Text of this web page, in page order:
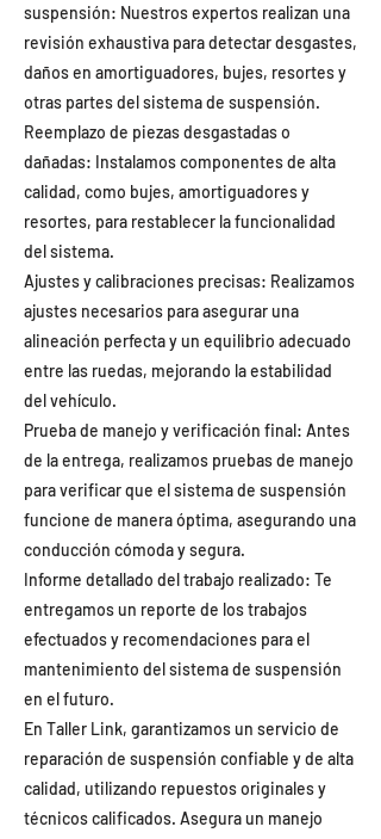
suspensión: Nuestros expertos realizan una
revisión exhaustiva para detectar desgastes,
daños en amortiguadores, bujes, resortes y
otras partes del sistema de suspensión.
Reemplazo de piezas desgastadas o
dañadas: Instalamos componentes de alta
calidad, como bujes, amortiguadores y
resortes, para restablecer la funcionalidad
del sistema.
Ajustes y calibraciones precisas: Realizamos
ajustes necesarios para asegurar una
alineación perfecta y un equilibrio adecuado
entre las ruedas, mejorando la estabilidad
del vehículo.
Prueba de manejo y verificación final: Antes
de la entrega, realizamos pruebas de manejo
para verificar que el sistema de suspensión
funcione de manera óptima, asegurando una
conducción cómoda y segura.
Informe detallado del trabajo realizado: Te
entregamos un reporte de los trabajos
efectuados y recomendaciones para el
mantenimiento del sistema de suspensión
en el futuro.
En Taller Link, garantizamos un servicio de
reparación de suspensión confiable y de alta
calidad, utilizando repuestos originales y
técnicos calificados. Asegura un manejo